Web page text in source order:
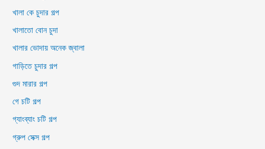
খালা কে চুদার গল্প
খালাতো বোন চুদা
খালার ভোদায় অনেক জ্বালা
গাড়িতে চুদার গল্প
গুদ মারার গল্প
গে চটি গল্প
গ্যাংব্যাং চটি গল্প
গ্রুপ সেক্স গল্প